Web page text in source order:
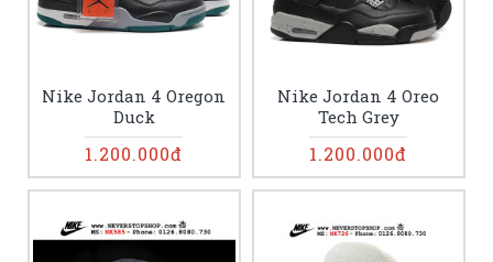
Nike Jordan 4 Oregon
Duck
1.200.000đ
Nike Jordan 4 Oreo
Tech Grey
1.200.000đ